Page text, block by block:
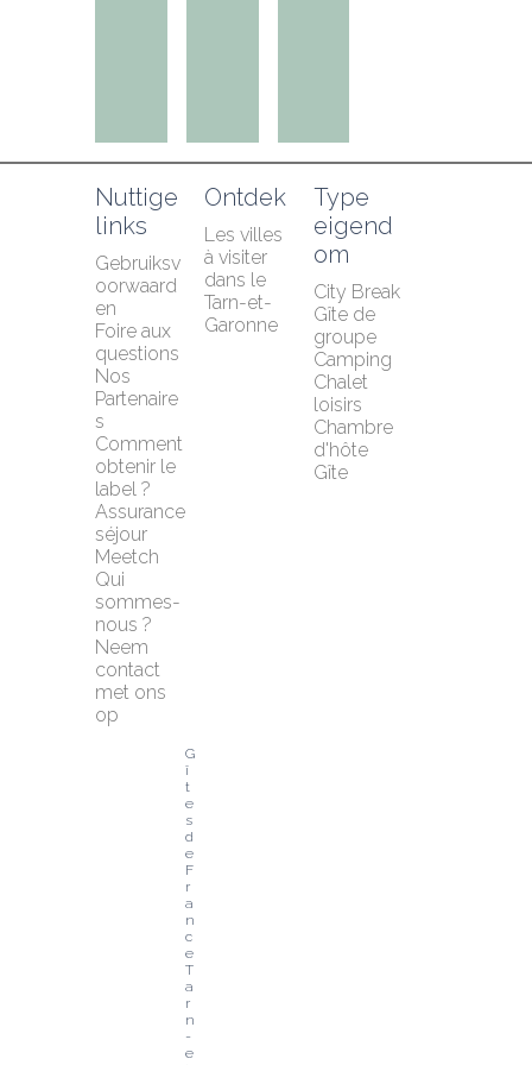
Nuttige
links
Gebruiksv
oorwaard
en
Foire aux
questions
Nos
Partenaire
s
Comment
obtenir le
label ?
Assurance
séjour
Meetch
Qui
sommes-
nous ?
Neem
contact
met ons
op
Ontdek
Les villes
à visiter
dans le
Tarn-et-
Garonne
Type
eigend
om
City Break
Gîte de
groupe
Camping
Chalet
loisirs
Chambre
d'hôte
Gîte
G
î
t
e
s
d
e
F
r
a
n
c
e
T
a
r
n
-
e